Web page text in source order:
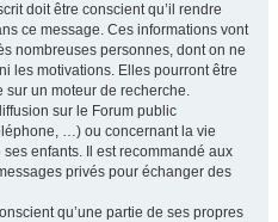
doit être conscient qu’il rendre
ce message. Ces informations vont
nombreuses personnes, dont on ne
les motivations. Elles pourront être
un moteur de recherche.
sur le Forum public
…) ou concernant la vie
enfants. Il est recommandé aux
privés pour échanger des
qu’une partie de ses propres